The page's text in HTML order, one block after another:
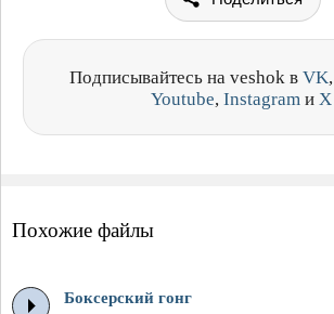
Подписывайтесь на veshok в VK,
Youtube, Instagram и X
Похожие файлы
Боксерский гонг